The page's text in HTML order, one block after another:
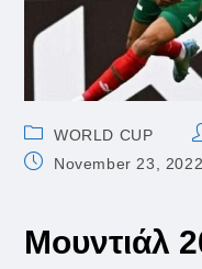
Post
category:
WORLD CUP
PostNovember 23, 2022
Μουντιάλ